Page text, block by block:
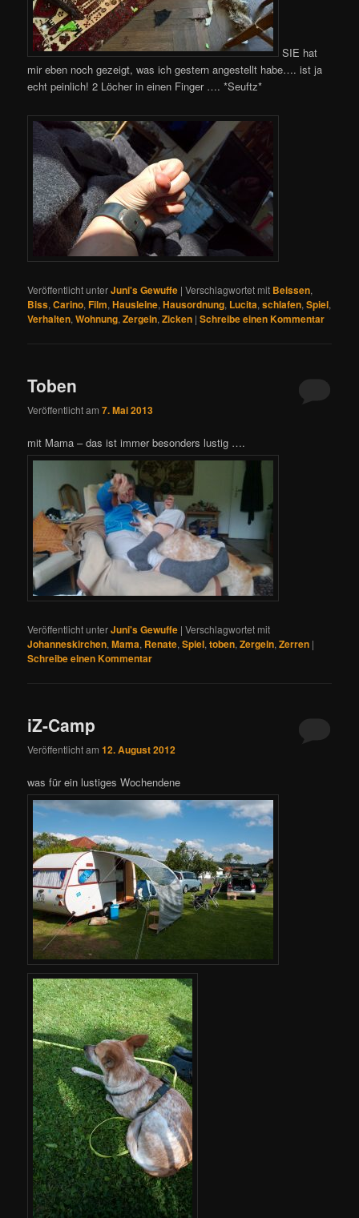
SIE hat
mir eben noch gezeigt, was ich gestern angestellt habe…. ist ja
echt peinlich! 2 Löcher in einen Finger …. *Seuftz*
Veröffentlicht unterJuni's Gewuffe |Verschlagwortet mit Beissen,
Biss,Carino,Film,Hausleine,Hausordnung, Lucita,schlafen,Spiel,
Verhalten,Wohnung,Zergeln,Zicken |Schreibe einen Kommentar
Toben
Veröffentlicht am7. Mai 2013
mit Mama – das ist immer besonders lustig ….
Veröffentlicht unterJuni's Gewuffe |Verschlagwortet mit
Johanneskirchen,Mama, Renate,Spiel,toben,Zergeln,Zerren |
Schreibe einen Kommentar
iZ-Camp
Veröffentlicht am12. August 2012
was für ein lustiges Wochendene